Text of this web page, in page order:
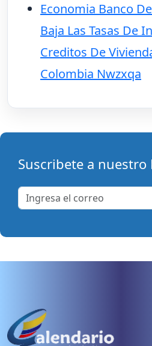
Economia Banco
Baja Las Tasas De
Creditos De
Colombia Nwzxqa
Suscribete a nuestro